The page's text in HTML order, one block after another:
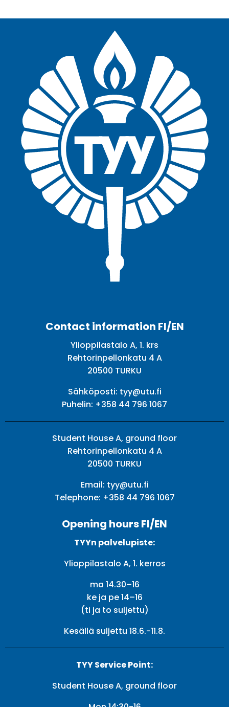
Contact information FI/EN
Ylioppilastalo A, 1. krs
Rehtorinpellonkatu 4 A
20500 TURKU
Sähköposti: tyy@utu.fi
Puhelin: +358 44 796 1067
Student House A, ground floor
Rehtorinpellonkatu 4 A
20500 TURKU
Email: tyy@utu.fi
Telephone: +358 44 796 1067
Opening hours FI/EN
TYYn palvelupiste:
Ylioppilastalo A, 1. kerros
ma 14.30–16
ke ja pe 14–16
(ti ja to suljettu)
Kesällä suljettu 18.6.-11.8.
TYY Service Point:
Student House A, ground floor